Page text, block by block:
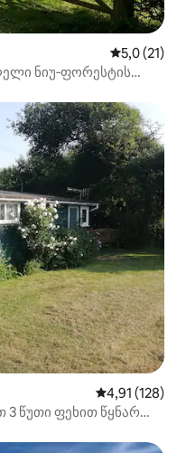
საშუალო
5,0 (21)
ნიუ‑ფორესტის
საშუალო
4,91 (128)
3 წუთი ფეხით წყნარ